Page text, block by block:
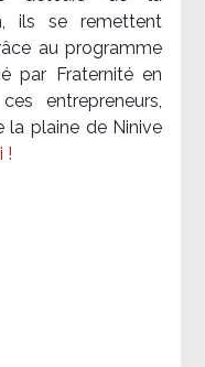
ils se remettent
au programme
par Fraternité en
entrepreneurs,
la plaine de Ninive
!